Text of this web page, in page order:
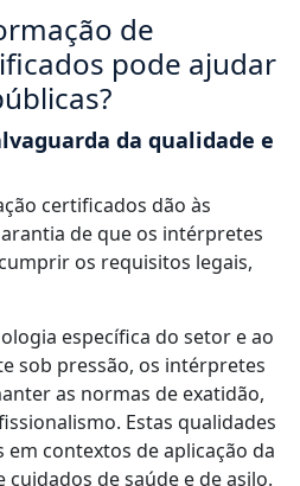
de
pode ajudar
da qualidade e
certificados dão às
de que os intérpretes
os requisitos legais,
específica do setor e ao
sob pressão, os intérpretes
as normas de exatidão,
Estas qualidades
em contextos de aplicação da
cuidados de saúde e de asilo.